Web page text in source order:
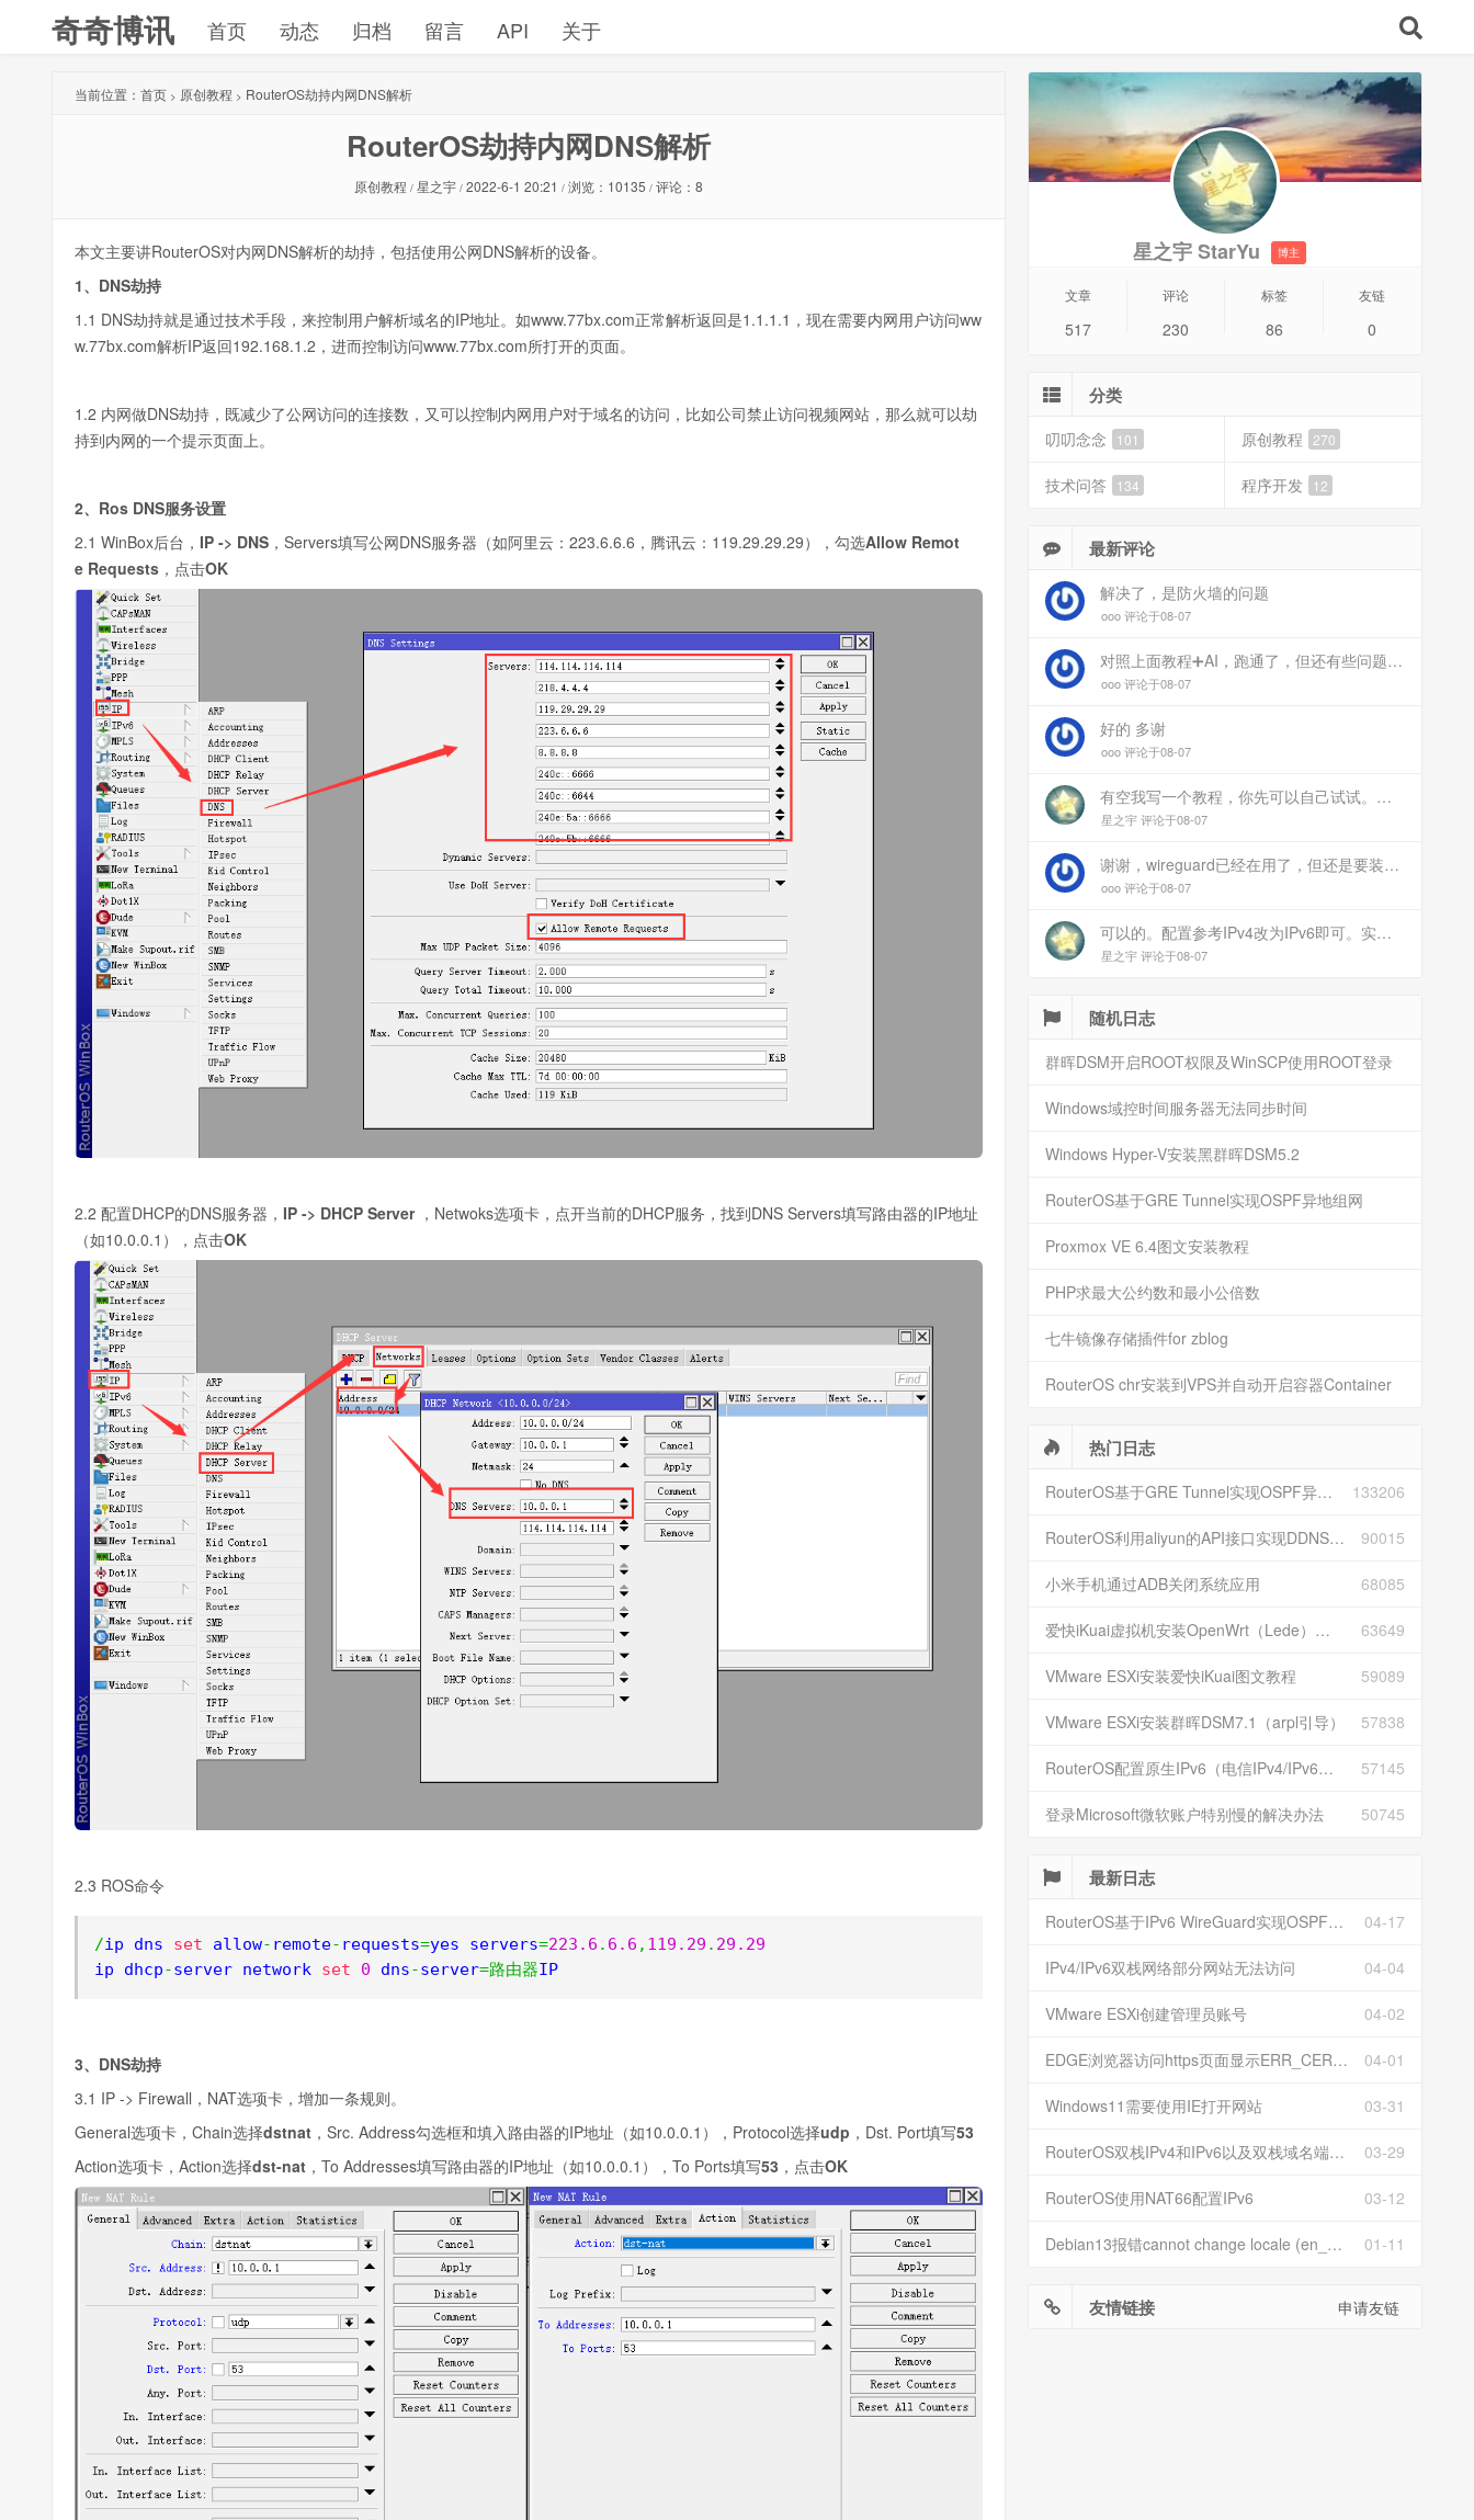
奇奇博讯 首页 动态 归档 留言 API 关于
当前位置： 首页 > 原创教程 > RouterOS劫持内网DNS解析
RouterOS劫持内网DNS解析
原创教程 / 星之宇 / 2022-6-1 20:21 / 浏览：10135 / 评论：8
本文主要讲RouterOS对内网DNS解析的劫持，包括使用公网DNS解析的设备。
1、DNS劫持
1.1 DNS劫持就是通过技术手段，来控制用户解析域名的IP地址。如www.77bx.com正常解析返回是1.1.1.1，现在需要内网用户访问ww
w.77bx.com解析IP返回192.168.1.2，进而控制访问www.77bx.com所打开的页面。
1.2 内网做DNS劫持，既减少了公网访问的连接数，又可以控制内网用户对于域名的访问，比如公司禁止访问视频网站，那么就可以劫
持到内网的一个提示页面上。
2、Ros DNS服务设置
2.1 WinBox后台， IP -> DNS ，Servers填写公网DNS服务器（如阿里云：223.6.6.6，腾讯云：119.29.29.29），勾选Allow Remot
e Requests ，点击OK
2.2 配置DHCP的DNS服务器， IP -> DHCP Server，Netwoks选项卡，点开当前的DHCP服务，找到DNS Servers填写路由器的IP地址
（如10.0.0.1），点击OK
2.3 ROS命令
/ip dns set allow- remote- requests=yes servers=223.6 . 6.6 , 119.29 . 29.29
ip dhcp-server network set 0 dns-server=路由器IP
3、DNS劫持
3.1 IP -> Firewall，NAT选项卡，增加一条规则。
General选项卡，Chain选择dstnat ，Src. Address勾选框和填入路由器的IP地址（如10.0.0.1），Protocol选择udp ，Dst. Port填写53
Action选项卡，Action选择dst-nat ，To Addresses填写路由器的IP地址（如10.0.0.1），To Ports填写53 ，点击OK
星之宇 StarYu 博主
文章
517
评论
230
标签
86
友链
0
分类
叨叨念念 101 原创教程 270
技术问答 134 程序开发 12
最新评论
解决了，是防火墙的问题
ooo 评论于08-07
对照上面教程➕AI，跑通了，但还有些问题：手机连上vpn后，部分家里内网的服务能访问（内网的Debian服务器可以），部分不能(routeros网页），不知道问题出在哪
ooo 评论于08-07
好的 多谢
ooo 评论于08-07
有空我写一个教程，你先可以自己试试。目前来说ipv6应该没问题的。
星之宇 评论于08-07
谢谢，wireguard已经在用了，但还是要装客户端。您这个方案连客户端都免了
ooo 评论于08-07
可以的。配置参考IPv4改为IPv6即可。实在不会可以用wireguard，这个简单和稳定
星之宇 评论于08-07
随机日志
群晖DSM开启ROOT权限及WinSCP使用ROOT登录
Windows域控时间服务器无法同步时间
Windows Hyper-V安装黑群晖DSM5.2
RouterOS基于GRE Tunnel实现OSPF异地组网
Proxmox VE 6.4图文安装教程
PHP求最大公约数和最小公倍数
七牛镜像存储插件for zblog
RouterOS chr安装到VPS并自动开启容器Container
热门日志
133206
RouterOS基于GRE Tunnel实现OSPF异地组网
90015
RouterOS利用aliyun的API接口实现DDNS动态解析
68085
小米手机通过ADB关闭系统应用
63649
爱快iKuai虚拟机安装OpenWrt（Lede）并配置
59089
VMware ESXi安装爱快iKuai图文教程
57838
VMware ESXi安装群晖DSM7.1（arpl引导）
57145
RouterOS配置原生IPv6（电信IPv4/IPv6双栈）
50745
登录Microsoft微软账户特别慢的解决办法
最新日志
04-17
RouterOS基于IPv6 WireGuard实现OSPF异地组网
04-04
IPv4/IPv6双栈网络部分网站无法访问
04-02
VMware ESXi创建管理员账号
04-01
EDGE浏览器访问https页面显示ERR_CERT_INVALID且无法跳过继续访问
03-31
Windows11需要使用IE打开网站
03-29
RouterOS双栈IPv4和IPv6以及双栈域名端口映射
03-12
RouterOS使用NAT66配置IPv6
01-11
Debian13报错cannot change locale (en_US.UTF-8)
友情链接 申请友链